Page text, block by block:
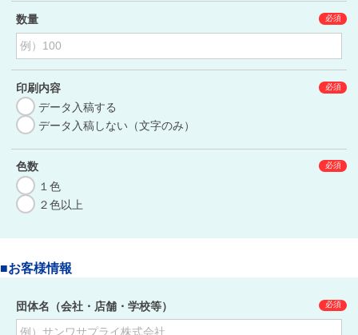
数量
印刷内容
データ入稿する
データ入稿しない（文字のみ）
色数
１色
２色以上
■お客様情報
団体名（会社・店舗・学校等）